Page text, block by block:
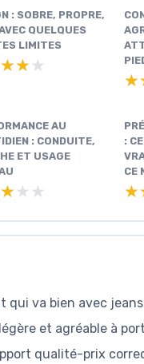
: SOBRE, PROPRE,
QUELQUES
LIMITES
AU
: CONDUITE,
ET USAGE
:
CE
qui va bien avec
et agréable à
qualité-prix